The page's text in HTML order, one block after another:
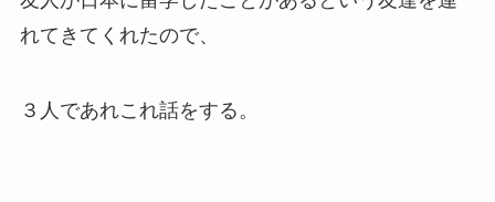
れてきてくれたので、
３人であれこれ話をする。